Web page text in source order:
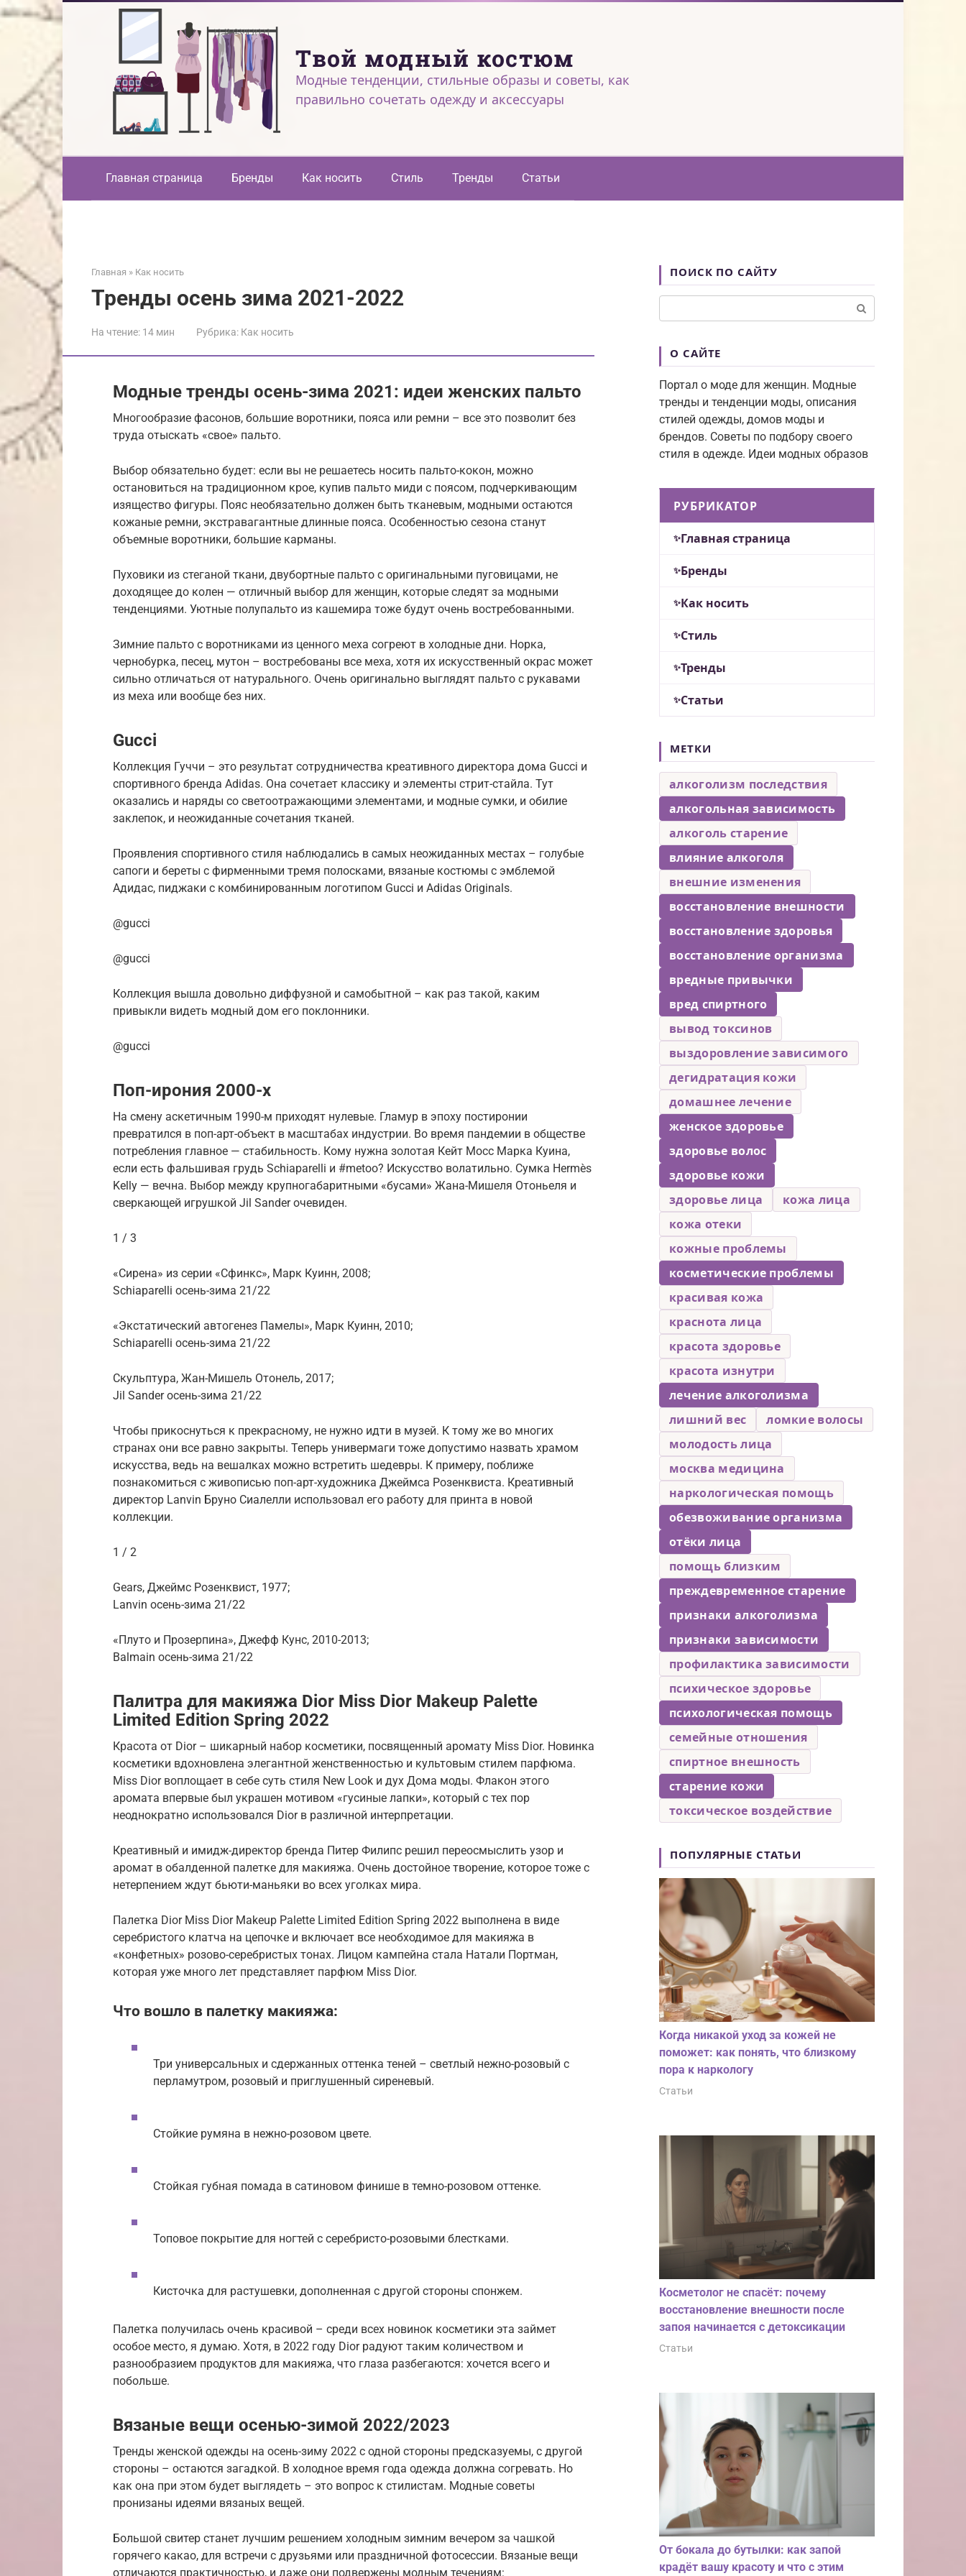
Перейти
Твой модный костюм
Модные тенденции, стильные образы и советы, как
правильно сочетать одежду и аксессуары
Главная страница Бренды Как носить Стиль Тренды Статьи
Главная » Как носить
Тренды осень зима 2021-2022
На чтение: 14 мин Рубрика: Как носить
Модные тренды осень-зима 2021: идеи женских пальто
Многообразие фасонов, большие воротники, пояса или ремни – все это позволит без
труда отыскать «свое» пальто.
Выбор обязательно будет: если вы не решаетесь носить пальто-кокон, можно
остановиться на традиционном крое, купив пальто миди с поясом, подчеркивающим
изящество фигуры. Пояс необязательно должен быть тканевым, модными остаются
кожаные ремни, экстравагантные длинные пояса. Особенностью сезона станут
объемные воротники, большие карманы.
Пуховики из стеганой ткани, двубортные пальто с оригинальными пуговицами, не
доходящее до колен — отличный выбор для женщин, которые следят за модными
тенденциями. Уютные полупальто из кашемира тоже будут очень востребованными.
Зимние пальто с воротниками из ценного меха согреют в холодные дни. Норка,
чернобурка, песец, мутон – востребованы все меха, хотя их искусственный окрас может
сильно отличаться от натурального. Очень оригинально выглядят пальто с рукавами
из меха или вообще без них.
Gucci
Коллекция Гуччи – это результат сотрудничества креативного директора дома Gucci и
спортивного бренда Adidas. Она сочетает классику и элементы стрит-стайла. Тут
оказались и наряды со светоотражающими элементами, и модные сумки, и обилие
заклепок, и неожиданные сочетания тканей.
Проявления спортивного стиля наблюдались в самых неожиданных местах – голубые
сапоги и береты с фирменными тремя полосками, вязаные костюмы с эмблемой
Адидас, пиджаки с комбинированным логотипом Gucci и Adidas Originals.
@gucci
@gucci
Коллекция вышла довольно диффузной и самобытной – как раз такой, каким
привыкли видеть модный дом его поклонники.
@gucci
Поп-ирония 2000-х
На смену аскетичным 1990-м приходят нулевые. Гламур в эпоху постиронии
превратился в поп-арт-объект в масштабах индустрии. Во время пандемии в обществе
потребления главное — стабильность. Кому нужна золотая Кейт Мосс Марка Куина,
если есть фальшивая грудь Schiaparelli и #metoo? Искусство волатильно. Сумка Hermès
Kelly — вечна. Выбор между крупногабаритными «бусами» Жана-Мишеля Отоньеля и
сверкающей игрушкой Jil Sander очевиден.
1 / 3
«Сирена» из серии «Сфинкс», Марк Куинн, 2008;
Schiaparelli осень-зима 21/22
«Экстатический автогенез Памелы», Марк Куинн, 2010;
Schiaparelli осень-зима 21/22
Скульптура, Жан-Мишель Отонель, 2017;
Jil Sander осень-зима 21/22
Чтобы прикоснуться к прекрасному, не нужно идти в музей. К тому же во многих
странах они все равно закрыты. Теперь универмаги тоже допустимо назвать храмом
искусства, ведь на вешалках можно встретить шедевры. К примеру, поближе
познакомиться с живописью поп-арт-художника Джеймса Розенквиста. Креативный
директор Lanvin Бруно Сиалелли использовал его работу для принта в новой
коллекции.
1 / 2
Gears, Джеймс Розенквист, 1977;
Lanvin осень-зима 21/22
«Плуто и Прозерпина», Джефф Кунс, 2010-2013;
Balmain осень-зима 21/22
Палитра для макияжа Dior Miss Dior Makeup Palette
Limited Edition Spring 2022
Красота от Dior – шикарный набор косметики, посвященный аромату Miss Dior. Новинка
косметики вдохновлена элегантной женственностью и культовым стилем парфюма.
Miss Dior воплощает в себе суть стиля New Look и дух Дома моды. Флакон этого
аромата впервые был украшен мотивом «гусиные лапки», который с тех пор
неоднократно использовался Dior в различной интерпретации.
Креативный и имидж-директор бренда Питер Филипс решил переосмыслить узор и
аромат в обалденной палетке для макияжа. Очень достойное творение, которое тоже с
нетерпением ждут бьюти-маньяки во всех уголках мира.
Палетка Dior Miss Dior Makeup Palette Limited Edition Spring 2022 выполнена в виде
серебристого клатча на цепочке и включает все необходимое для макияжа в
«конфетных» розово-серебристых тонах. Лицом кампейна стала Натали Портман,
которая уже много лет представляет парфюм Miss Dior.
Что вошло в палетку макияжа:
Три универсальных и сдержанных оттенка теней – светлый нежно-розовый с
перламутром, розовый и приглушенный сиреневый.
Стойкие румяна в нежно-розовом цвете.
Стойкая губная помада в сатиновом финише в темно-розовом оттенке.
Топовое покрытие для ногтей с серебристо-розовыми блестками.
Кисточка для растушевки, дополненная с другой стороны спонжем.
Палетка получилась очень красивой – среди всех новинок косметики эта займет
особое место, я думаю. Хотя, в 2022 году Dior радуют таким количеством и
разнообразием продуктов для макияжа, что глаза разбегаются: хочется всего и
побольше.
Вязаные вещи осенью-зимой 2022/2023
Тренды женской одежды на осень-зиму 2022 с одной стороны предсказуемы, с другой
стороны – остаются загадкой. В холодное время года одежда должна согревать. Но
как она при этом будет выглядеть – это вопрос к стилистам. Модные советы
пронизаны идеями вязаных вещей.
Большой свитер станет лучшим решением холодным зимним вечером за чашкой
горячего какао, для встречи с друзьями или праздничной фотосессии. Вязаные вещи
отличаются практичностью, и даже они подвержены модным течениям:
ПОИСК ПО САЙТУ
О САЙТЕ
Портал о моде для женщин. Модные
тренды и тенденции моды, описания
стилей одежды, домов моды и
брендов. Советы по подбору своего
стиля в одежде. Идеи модных образов
РУБРИКАТОР
Главная страница
Бренды
Как носить
Стиль
Тренды
Статьи
МЕТКИ
алкоголизм последствия
алкогольная зависимость
алкоголь старение
влияние алкоголя
внешние изменения
восстановление внешности
восстановление здоровья
восстановление организма
вредные привычки
вред спиртного
вывод токсинов
выздоровление зависимого
дегидратация кожи
домашнее лечение
женское здоровье
здоровье волос
здоровье кожи
здоровье лица
кожа лица
кожа отеки
кожные проблемы
косметические проблемы
красивая кожа
краснота лица
красота здоровье
красота изнутри
лечение алкоголизма
лишний вес
ломкие волосы
молодость лица
москва медицина
наркологическая помощь
обезвоживание организма
отёки лица
помощь близким
преждевременное старение
признаки алкоголизма
признаки зависимости
профилактика зависимости
психическое здоровье
психологическая помощь
семейные отношения
спиртное внешность
старение кожи
токсическое воздействие
ПОПУЛЯРНЫЕ СТАТЬИ
Когда никакой уход за кожей не
поможет: как понять, что близкому
пора к наркологу
Статьи
Косметолог не спасёт: почему
восстановление внешности после
запоя начинается с детоксикации
Статьи
От бокала до бутылки: как запой
крадёт вашу красоту и что с этим